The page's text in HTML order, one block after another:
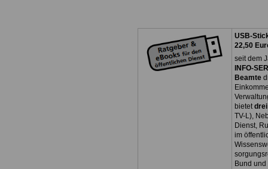
USB-
22,50
seit dem
INFO-
Beamte
bietet
TV-L),
Dienst,
im
Bund